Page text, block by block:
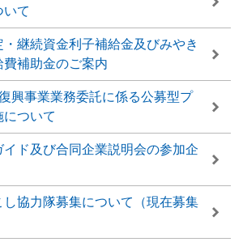
いて
継続資金利子補給金及びみやき
補助金のご案内
興事業業務委託に係る公募型プ
について
ド及び合同企業説明会の参加企
協力隊募集について（現在募集